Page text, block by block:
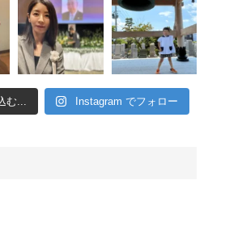
む... Instagram でフォロー